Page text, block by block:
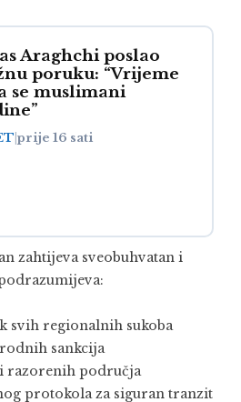
Araghchi poslao
poruku: “Vrijeme
se muslimani
prije 16 sati
zahtijeva sveobuhvatan i
svih regionalnih sukoba
sankcija
razorenih područja
protokola za siguran tranzit